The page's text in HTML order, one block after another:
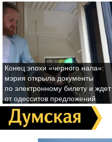
Конец эпохи «черного нала»:
мэрия открыла документы
по электронному билету и ждет
от одесситов предложений